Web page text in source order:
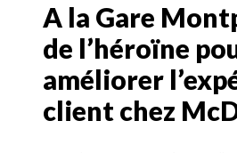
A la Gare
de l’héroïne
améliorer
client chez